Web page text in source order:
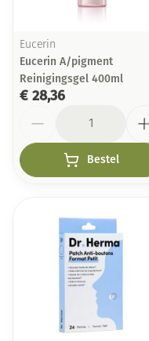
Eucerin
Eucerin A/pigment
Reinigingsgel 400ml
€ 28,36
Bestel